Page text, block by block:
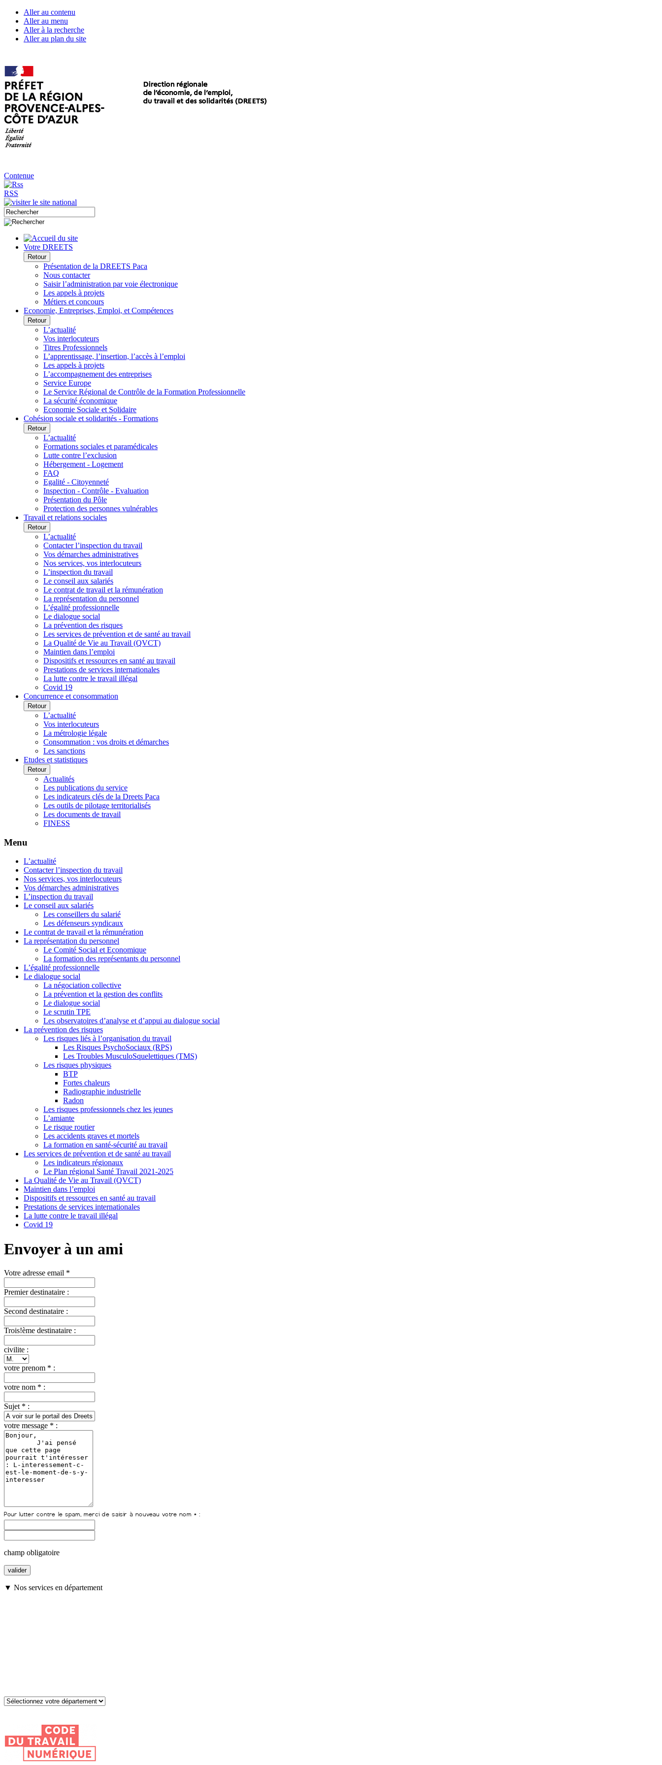
Aller au contenu
Aller au menu
Aller à la recherche
Aller au plan du site
Contenue
RSS
Votre DREETS
Retour
Présentation de la DREETS Paca
Nous contacter
Saisir l’administration par voie électronique
Les appels à projets
Métiers et concours
Economie, Entreprises, Emploi, et Compétences
Retour
L’actualité
Vos interlocuteurs
Titres Professionnels
L’apprentissage, l’insertion, l’accès à l’emploi
Les appels à projets
L’accompagnement des entreprises
Service Europe
Le Service Régional de Contrôle de la Formation Professionnelle
La sécurité économique
Economie Sociale et Solidaire
Cohésion sociale et solidarités - Formations
Retour
L’actualité
Formations sociales et paramédicales
Lutte contre l’exclusion
Hébergement - Logement
FAQ
Egalité - Citoyenneté
Inspection - Contrôle - Evaluation
Présentation du Pôle
Protection des personnes vulnérables
Travail et relations sociales
Retour
L’actualité
Contacter l’inspection du travail
Vos démarches administratives
Nos services, vos interlocuteurs
L’inspection du travail
Le conseil aux salariés
Le contrat de travail et la rémunération
La représentation du personnel
L’égalité professionnelle
Le dialogue social
La prévention des risques
Les services de prévention et de santé au travail
La Qualité de Vie au Travail (QVCT)
Maintien dans l’emploi
Dispositifs et ressources en santé au travail
Prestations de services internationales
La lutte contre le travail illégal
Covid 19
Concurrence et consommation
Retour
L’actualité
Vos interlocuteurs
La métrologie légale
Consommation : vos droits et démarches
Les sanctions
Etudes et statistiques
Retour
Actualités
Les publications du service
Les indicateurs clés de la Dreets Paca
Les outils de pilotage territorialisés
Les documents de travail
FINESS
Menu
L’actualité
Contacter l’inspection du travail
Nos services, vos interlocuteurs
Vos démarches administratives
L’inspection du travail
Le conseil aux salariés
Les conseillers du salarié
Les défenseurs syndicaux
Le contrat de travail et la rémunération
La représentation du personnel
Le Comité Social et Economique
La formation des représentants du personnel
L’égalité professionnelle
Le dialogue social
La négociation collective
La prévention et la gestion des conflits
Le dialogue social
Le scrutin TPE
Les observatoires d’analyse et d’appui au dialogue social
La prévention des risques
Les risques liés à l’organisation du travail
Les Risques PsychoSociaux (RPS)
Les Troubles MusculoSquelettiques (TMS)
Les risques physiques
BTP
Fortes chaleurs
Radiographie industrielle
Radon
Les risques professionnels chez les jeunes
L’amiante
Le risque routier
Les accidents graves et mortels
La formation en santé-sécurité au travail
Les services de prévention et de santé au travail
Les indicateurs régionaux
Le Plan régional Santé Travail 2021-2025
La Qualité de Vie au Travail (QVCT)
Maintien dans l’emploi
Dispositifs et ressources en santé au travail
Prestations de services internationales
La lutte contre le travail illégal
Covid 19
Envoyer à un ami
Votre adresse email *
Premier destinataire :
Second destinataire :
Trois!ème destinataire :
civilite :
votre prenom * :
votre nom * :
Sujet * :
votre message * :
champ obligatoire
▼ Nos services en département